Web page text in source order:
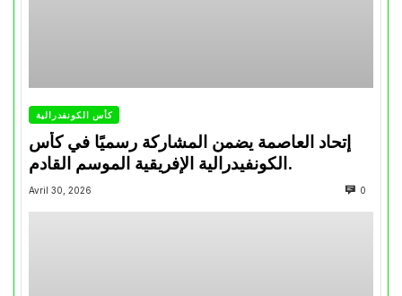
كأس الكونفدرالية
إتحاد العاصمة يضمن المشاركة رسميًا في كأس
الكونفيدرالية الإفريقية الموسم القادم.
Avril 30, 2026 0